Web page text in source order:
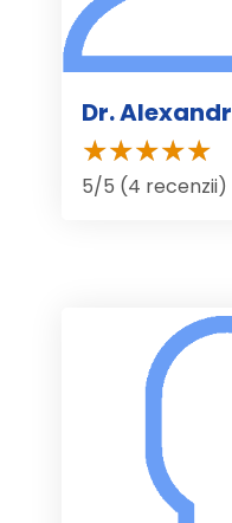
Dr.
5/5 (4 recenzii)